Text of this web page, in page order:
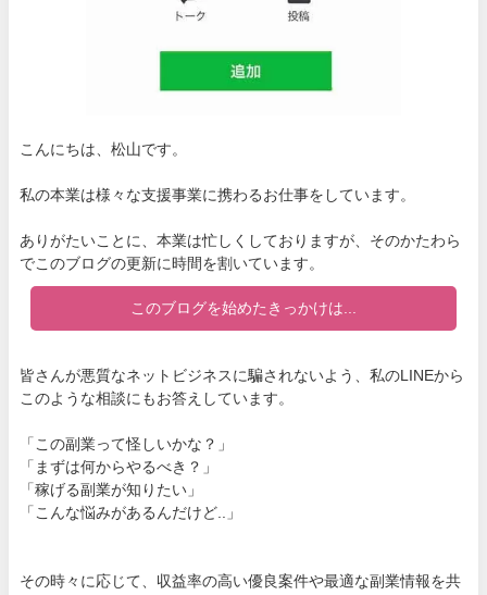
こんにちは、松山です。
私の本業は様々な支援事業に携わるお仕事をしています。
ありがたいことに、本業は忙しくしておりますが、そのかたわら
でこのブログの更新に時間を割いています。
このブログを始めたきっかけは...
皆さんが悪質なネットビジネスに騙されないよう、私のLINEから
このような相談にもお答えしています。
「この副業って怪しいかな？」
「まずは何からやるべき？」
「稼げる副業が知りたい」
「こんな悩みがあるんだけど..」
その時々に応じて、収益率の高い優良案件や最適な副業情報を共